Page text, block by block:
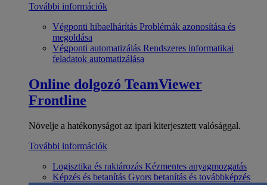
További információk
Végponti hibaelhárítás Problémák azonosítása és
megoldása
Végponti automatizálás Rendszeres informatikai
feladatok automatizálása
Online dolgozó TeamViewer
Frontline
Növelje a hatékonyságot az ipari kiterjesztett valósággal.
További információk
Logisztika és raktározás Kézmentes anyagmozgatás
Képzés és betanítás Gyors betanítás és továbbképzés